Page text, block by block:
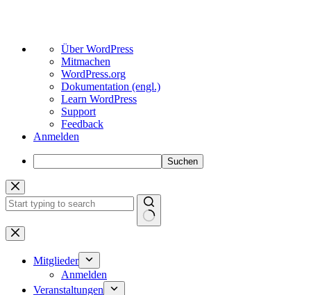
Über
WordPress
Über WordPress
Mitmachen
WordPress.org
Dokumentation (engl.)
Learn WordPress
Support
Feedback
Anmelden
Suchen
Zum
Inhalt
springen
Keine
Ergebnisse
Mitglieder
Anmelden
Veranstaltungen